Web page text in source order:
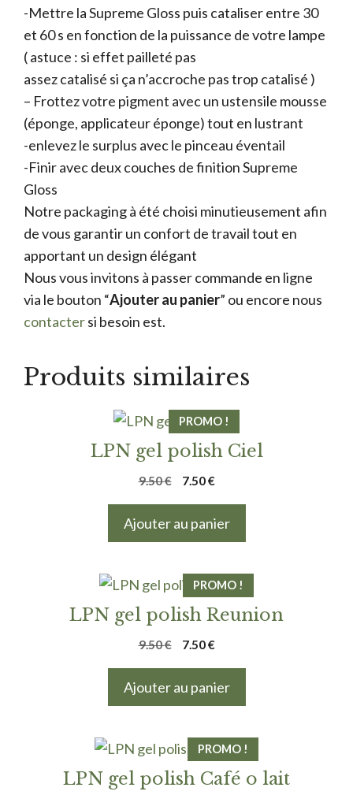
-Mettre la Supreme Gloss puis cataliser entre 30
et 60 s en fonction de la puissance de votre lampe
( astuce : si effet pailleté pas
assez catalisé si ça n’accroche pas trop catalisé )
– Frottez votre pigment avec un ustensile mousse
(éponge, applicateur éponge) tout en lustrant
-enlevez le surplus avec le pinceau éventail
-Finir avec deux couches de finition Supreme
Gloss
Notre packaging à été choisi minutieusement afin
de vous garantir un confort de travail tout en
apportant un design élégant
Nous vous invitons à passer commande en ligne
via le bouton “Ajouter au panier” ou encore nous
contactersi besoin est.
Produits similaires
PROMO !
LPN gel polish Ciel
9.50€
Le
7.50€Le
actuel
Ajouter au panier
PROMO !
LPN gel polish Reunion
9.50€
Le
7.50€Le
actuel
Ajouter au panier
PROMO !
LPN gel polish Café o lait